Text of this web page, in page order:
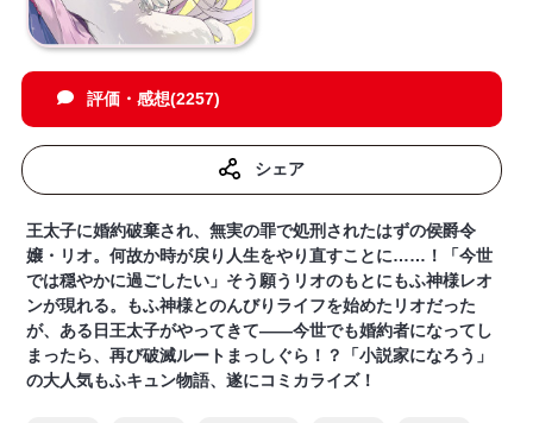
評価・感想(2257)
シェア
王太子に婚約破棄され、無実の罪で処刑されたはずの侯爵令
嬢・リオ。何故か時が戻り人生をやり直すことに……！「今世
では穏やかに過ごしたい」そう願うリオのもとにもふ神様レオ
ンが現れる。もふ神様とのんびりライフを始めたリオだった
が、ある日王太子がやってきて――今世でも婚約者になってし
まったら、再び破滅ルートまっしぐら！？「小説家になろう」
の大人気もふキュン物語、遂にコミカライズ！